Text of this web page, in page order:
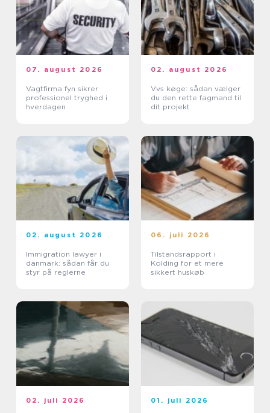
07. august 2026
Vagtfirma fyn sikrer
professionel tryghed i
hverdagen
02. august 2026
Vvs køge: sådan vælger
du den rette fagmand til
dit projekt
02. august 2026
Immigration lawyer i
danmark: sådan får du
styr på reglerne
06. juli 2026
Tilstandsrapport i
Kolding for et mere
sikkert huskøb
02. juli 2026 01. juli 2026